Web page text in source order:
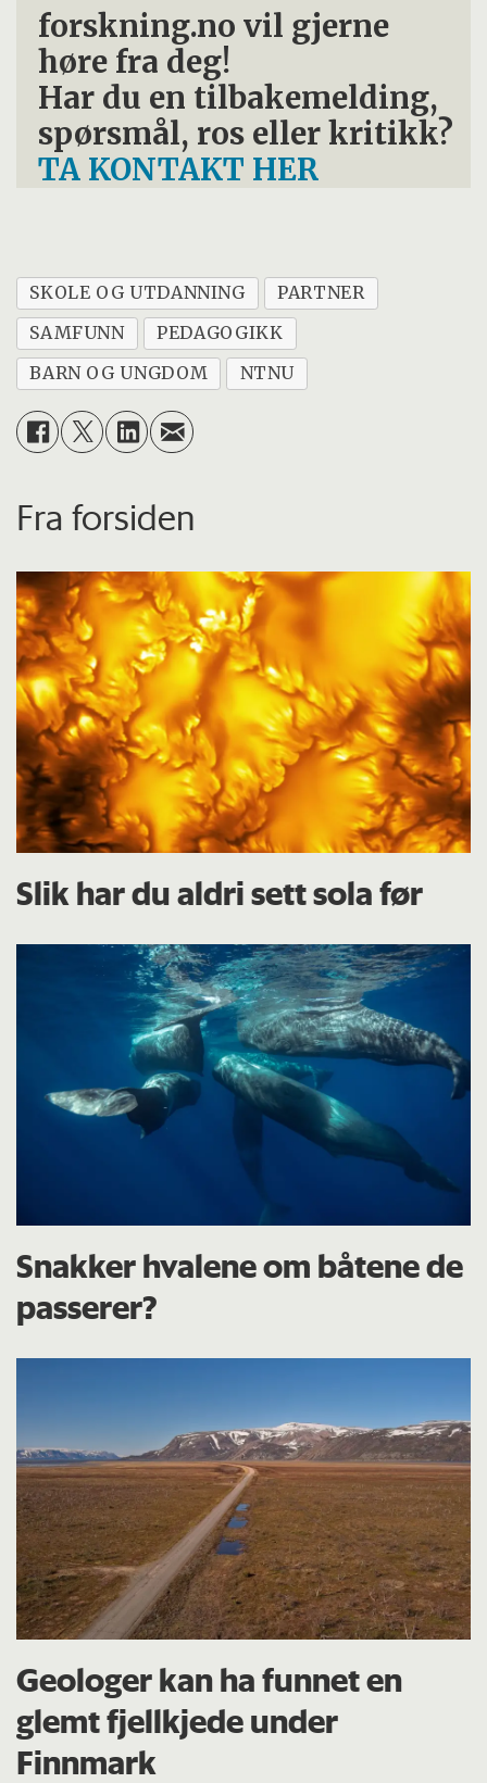
forskning.no vil gjerne
høre fra deg!
Har du en tilbakemelding,
spørsmål, ros eller kritikk?
TA KONTAKT HER
SKOLE OG UTDANNING
PARTNER
SAMFUNN
PEDAGOGIKK
BARN OG UNGDOM
NTNU
Fra forsiden
Slik har du aldri sett sola før
Snakker hvalene om båtene de
passerer?
Geologer kan ha funnet en
glemt fjellkjede under
Finnmark